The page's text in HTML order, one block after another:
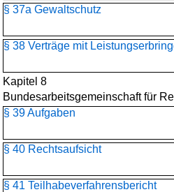
§ 37a Gewaltschutz
§ 38 Verträge mit
Kapitel 8
Bundesarbeitsgemeinschaft für
§ 39 Aufgaben
§ 40 Rechtsaufsicht
§ 41 Teilhabeverfahrensbericht